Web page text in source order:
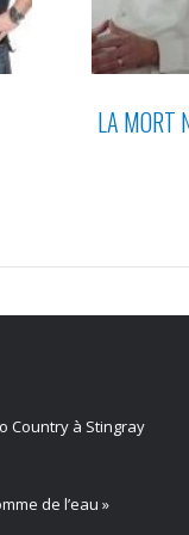
LA MORT
Country à Stingray
de l’eau »